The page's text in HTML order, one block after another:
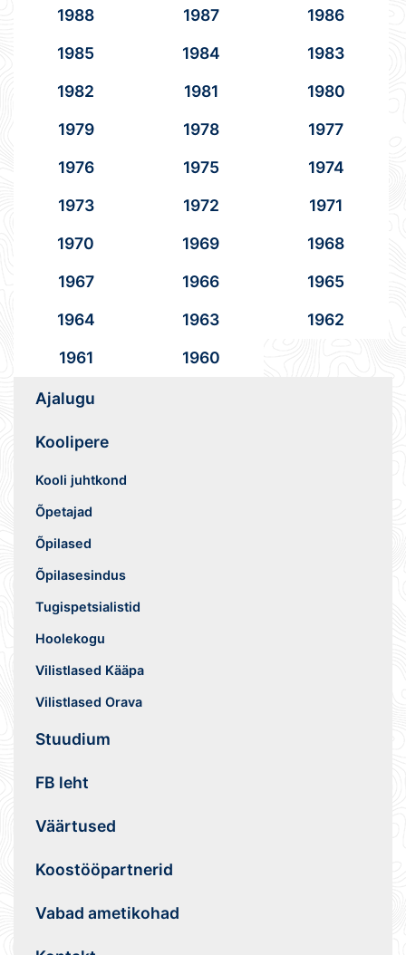
1988
1987
1986
1985
1984
1983
1982
1981
1980
1979
1978
1977
1976
1975
1974
1973
1972
1971
1970
1969
1968
1967
1966
1965
1964
1963
1962
1961
1960
Ajalugu
Koolipere
Kooli juhtkond
Õpetajad
Õpilased
Õpilasesindus
Tugispetsialistid
Hoolekogu
Vilistlased Kääpa
Vilistlased Orava
Stuudium
FB leht
Väärtused
Koostööpartnerid
Vabad ametikohad